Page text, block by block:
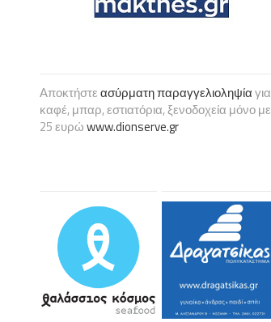
Αποκτήστεασύρματη παραγγελιοληψίαγια
καφέ, μπαρ, εστιατόρια, ξενοδοχεία μόνο με
25 ευρώwww.dionserve.gr